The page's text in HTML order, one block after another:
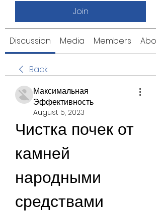
Join
Discussion Media Members About
Back
Максимальная
Эффективность
August 5, 2023
Чистка почек от
камней
народными
средствами